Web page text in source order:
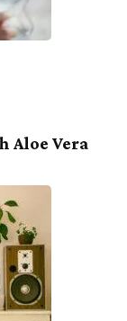
Aloe Vera